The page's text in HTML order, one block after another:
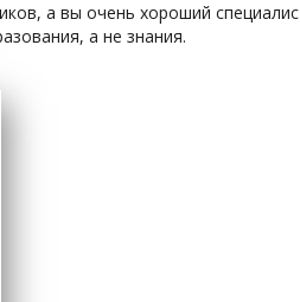
а вы очень хороший
а не знания.